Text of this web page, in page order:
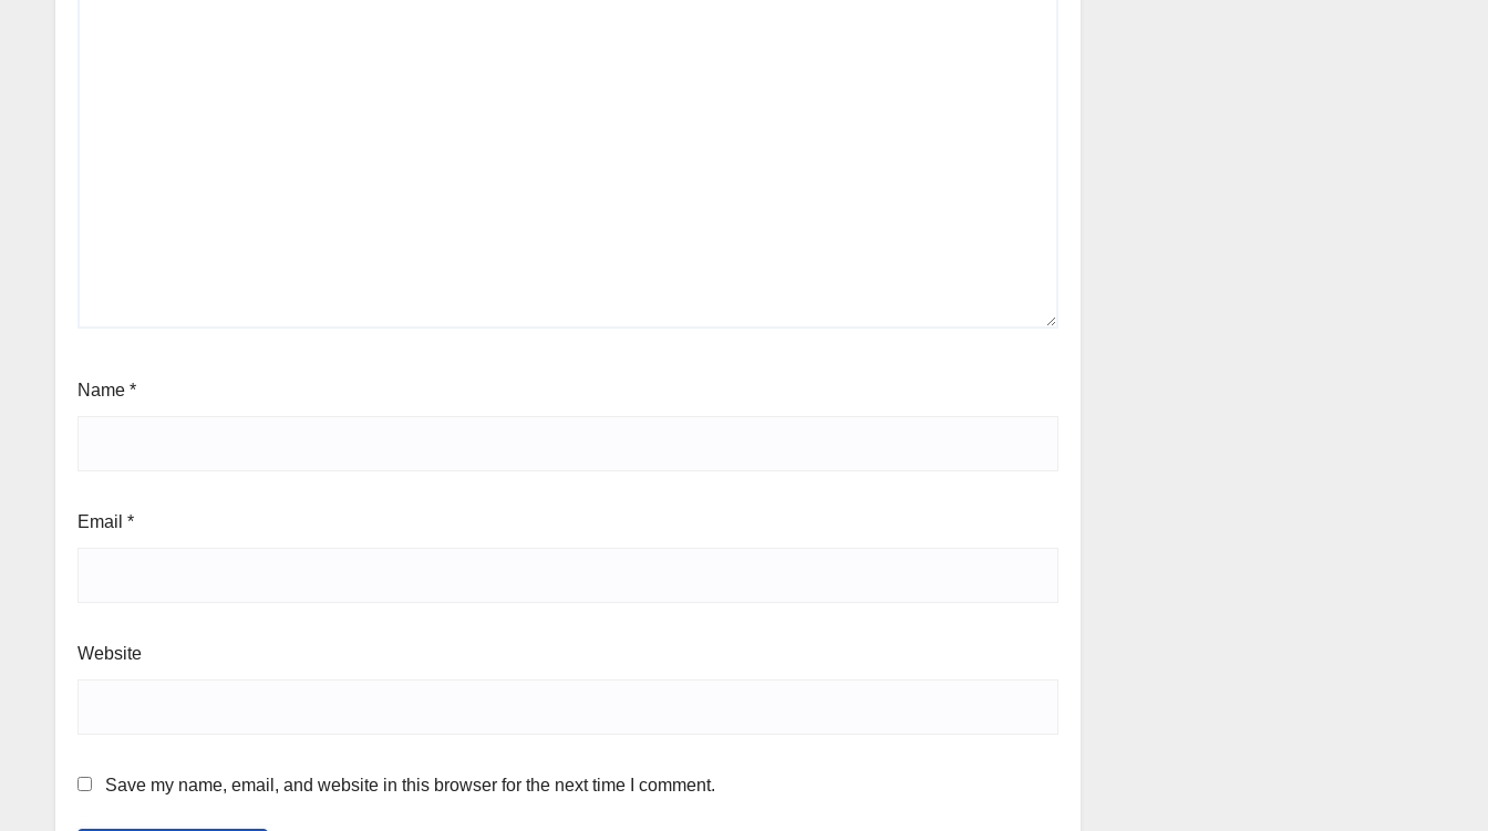
Name *
Email *
Website
Save my name, email, and website in this browser for the next time I comment.